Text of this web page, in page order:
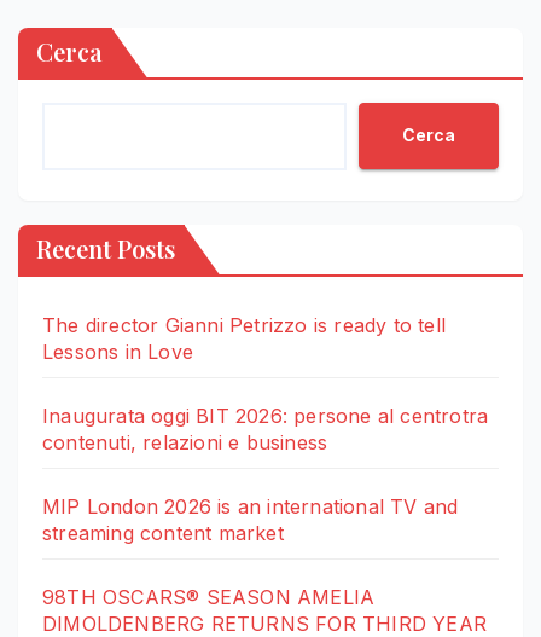
Cerca
Cerca
Recent Posts
The director Gianni Petrizzo is ready to tell
Lessons in Love
Inaugurata oggi BIT 2026: persone al centrotra
contenuti, relazioni e business
MIP London 2026 is an international TV and
streaming content market
98TH OSCARS® SEASON AMELIA
DIMOLDENBERG RETURNS FOR THIRD YEAR